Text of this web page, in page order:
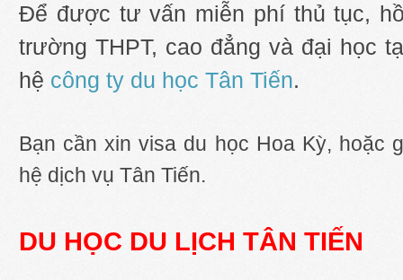
Để được tư vấn miễn phí thủ tục,
trường THPT, cao đẳng và đại học
hệ công ty du học Tân Tiến.
Bạn cần xin visa du học Hoa Kỳ, hoặc
hệ dịch vụ Tân Tiến.
DU HỌC DU LỊCH TÂN TIẾN